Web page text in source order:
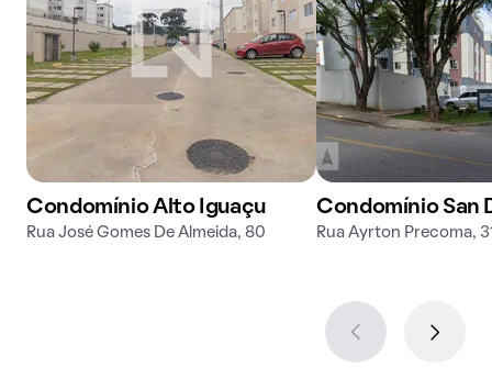
Condomínio Alto Iguaçu
Rua José Gomes De Almeida, 80
Condomínio San
Rua Ayrton Precoma,